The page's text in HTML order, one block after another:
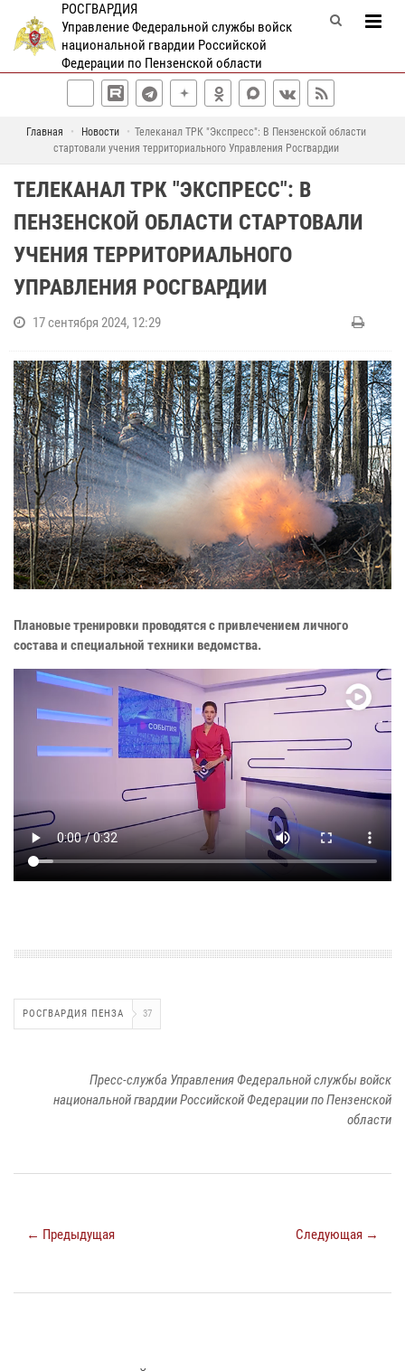
РОСГВАРДИЯ
Управление Федеральной службы войск
национальной гвардии Российской
Федерации по Пензенской области
Главная Новости
Телеканал ТРК "Экспресс": В Пензенской области
стартовали учения территориального Управления Росгвардии
ТЕЛЕКАНАЛ ТРК "ЭКСПРЕСС": В
ПЕНЗЕНСКОЙ ОБЛАСТИ СТАРТОВАЛИ
УЧЕНИЯ ТЕРРИТОРИАЛЬНОГО
УПРАВЛЕНИЯ РОСГВАРДИИ
17 сентября 2024, 12:29
Плановые тренировки проводятся с привлечением личного
состава и специальной техники ведомства.
РОСГВАРДИЯ ПЕНЗА 37
Пресс-служба Управления Федеральной службы войск
национальной гвардии Российской Федерации по Пензенской
области
← Предыдущая Следующая →